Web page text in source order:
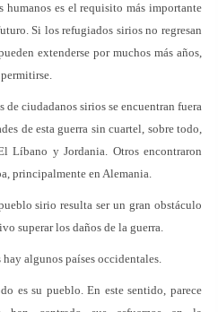
es el requisito más importante
Si los refugiados sirios no regresan
extenderse por muchos más años,
ciudadanos sirios se encuentran fuera
de esta guerra sin cuartel, sobre todo,
Líbano y Jordania. Otros encontraron
principalmente en Alemania.
sirio resulta ser un gran obstáculo
superar los daños de la guerra.
algunos países occidentales.
es su pueblo. En este sentido, parece